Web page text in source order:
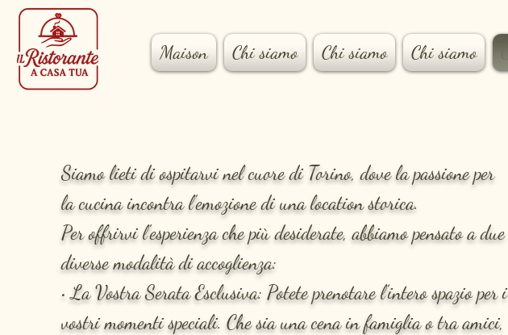
Maison Chi siamo Chi siamo Chi siamo
Siamo lieti di ospitarvi nel cuore di Torino, dove la passione per
la cucina incontra l'emozione di una location storica.
Per offrirvi l'esperienza che più desiderate, abbiamo pensato a due
diverse modalità di accoglienza:
• La Vostra Serata Esclusiva: Potete prenotare l’intero spazio per i
vostri momenti speciali. Che sia una cena in famiglia o tra amici,